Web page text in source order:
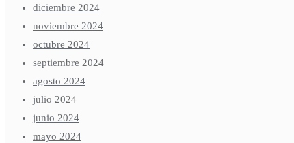
diciembre 2024
noviembre 2024
octubre 2024
septiembre 2024
agosto 2024
julio 2024
junio 2024
mayo 2024